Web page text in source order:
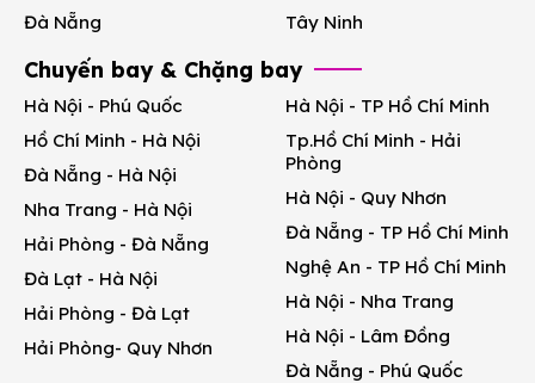
Đà Nẵng
Tây Ninh
Chuyến bay & Chặng bay
Hà Nội - Phú Quốc
Hồ Chí Minh - Hà Nội
Đà Nẵng - Hà Nội
Nha Trang - Hà Nội
Hải Phòng - Đà Nẵng
Đà Lạt - Hà Nội
Hải Phòng - Đà Lạt
Hải Phòng- Quy Nhơn
Hà Nội - TP Hồ Chí Minh
Tp.Hồ Chí Minh - Hải
Phòng
Hà Nội - Quy Nhơn
Đà Nẵng - TP Hồ Chí Minh
Nghệ An - TP Hồ Chí Minh
Hà Nội - Nha Trang
Hà Nội - Lâm Đồng
Đà Nẵng - Phú Quốc